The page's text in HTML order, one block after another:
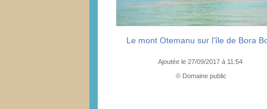
Le mont Otemanu sur l'île de Bora
Ajoutée le 27/09/2017 à 11:54
© Domaine public